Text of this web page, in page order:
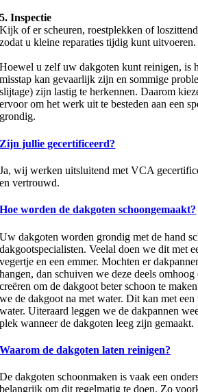
5. Inspectie
Kijk of er scheuren, roestplekken of
zodat u kleine reparaties tijdig kunt uitvoeren.
Hoewel u zelf uw dakgoten kunt reinigen, is
misstap kan gevaarlijk zijn en sommige
slijtage) zijn lastig te herkennen. Daarom
ervoor om het werk uit te besteden aan een
grondig.
Zijn jullie gecertificeerd?
Ja, wij werken uitsluitend met VCA
en vertrouwd.
Hoe worden de dakgoten schoongemaakt?
Uw dakgoten worden grondig met de hand
dakgootspecialisten. Veelal doen we dit met
vegertje en een emmer. Mochten er
hangen, dan schuiven we deze deels
creëren om de dakgoot beter schoon te
we de dakgoot na met water. Dit kan met
water. Uiteraard leggen we de dakpannen
plek wanneer de dakgoten leeg zijn gemaakt.
Waarom de dakgoten laten reinigen?
De dakgoten schoonmaken is vaak een
belangrijk om dit regelmatig te doen. Zo